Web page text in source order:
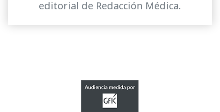
editorial de Redacción Médica.